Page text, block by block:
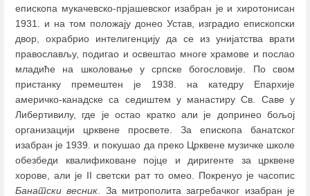
епископа мукачевско-прјашевског изабран је и хиротонисан
1931. и на том положају донео Устав, изградио епископски
двор, охрабрио интелигенцију да се из унијатства врати
православљу, подигао и освештао многе храмове и послао
младиће на школовање у српске богословије. По свом
пристанку премештен је 1938. на катедру Епархије
америчко-канадске са седиштем у манастиру Св. Саве у
Либертивилу, где је остао кратко али је допринео бољој
организацији црквене просвете. За епископа банатског
изабран је 1939. и покушао да преко Црквене музичке школе
обезбеди квалификоване појце и диригенте за црквене
хорове, али је II светски рат то омео. Покренуо је часопис
Банатски весник. За митрополита загребачког изабран је